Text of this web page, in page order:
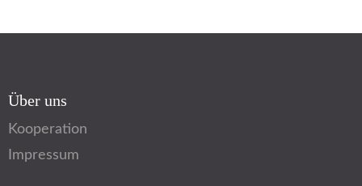
Über uns
Kooperation
Impressum